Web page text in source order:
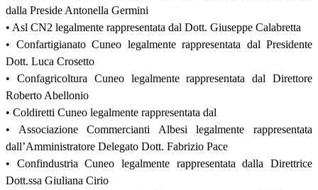
dalla Preside Antonella Germini
• Asl CN2 legalmente rappresentata dal Dott. Giuseppe Calabretta
• Confartigianato Cuneo legalmente rappresentata dal Presidente
Dott. Luca Crosetto
• Confagricoltura Cuneo legalmente rappresentata dal Direttore
Roberto Abellonio
• Coldiretti Cuneo legalmente rappresentata dal
• Associazione Commercianti Albesi legalmente rappresentata
dall’Amministratore Delegato Dott. Fabrizio Pace
• Confindustria Cuneo legalmente rappresentata dalla Direttrice
Dott.ssa Giuliana Cirio